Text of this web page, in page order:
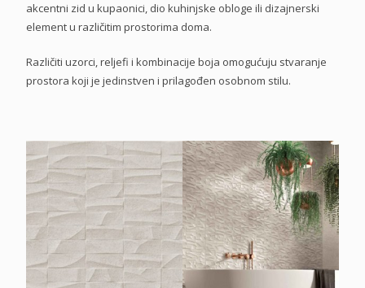
akcentni zid u kupaonici, dio kuhinjske obloge ili dizajnerski
element u različitim prostorima doma.
Različiti uzorci, reljefi i kombinacije boja omogućuju stvaranje
prostora koji je jedinstven i prilagođen osobnom stilu.